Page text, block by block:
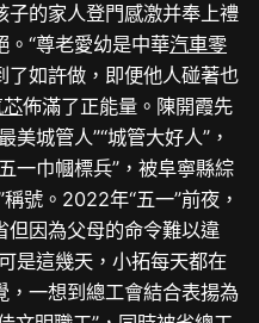
子的家人登門感激并奉上禮
“尊老愛幼是中華汽車零
了如許做，即便他人碰著也
佈滿了正能量。陳開霞先
美城管人”“城管大好人”，
一巾幗標兵”，被阜寧縣綜
號。2022年“五一”前夜，
但因為父母的命令難以違
是這幾天，小拓每天都在
，一想到總工會結合表揚為